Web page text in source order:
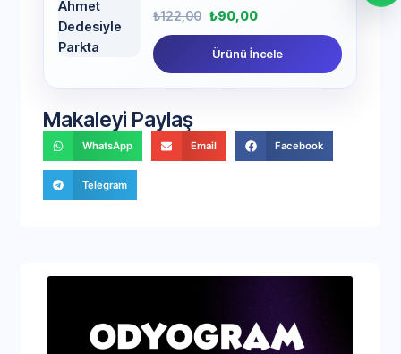
₺122,00 ₺90,00
Ürünü İncele
Makaleyi Paylaş
WhatsApp Email Facebook
Telegram